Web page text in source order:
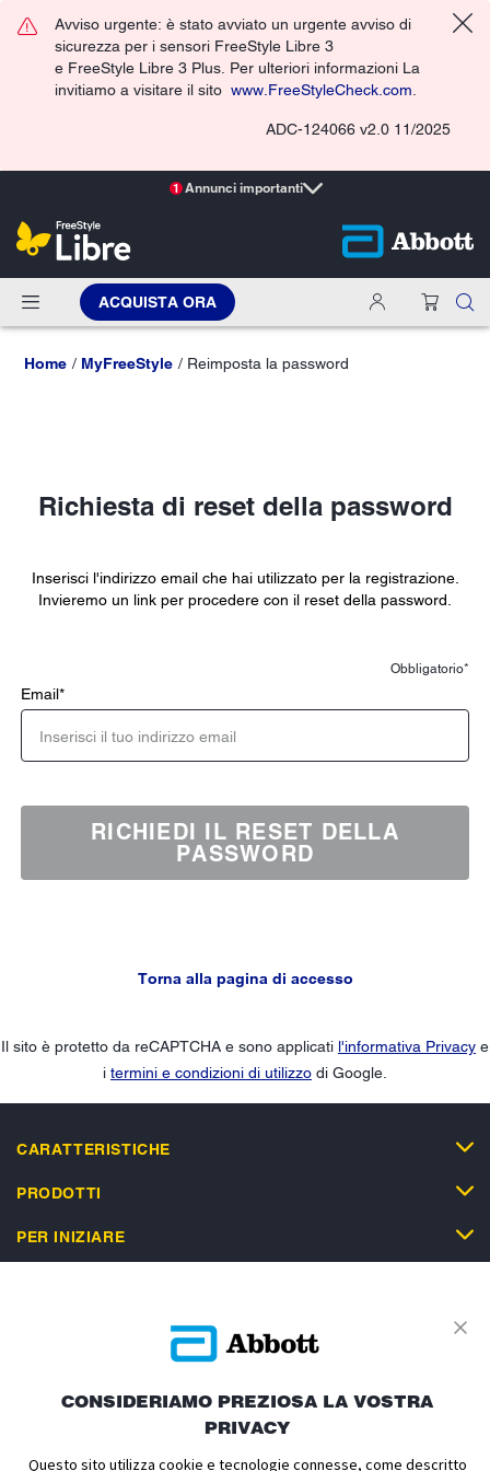
Avviso urgente: è stato avviato un urgente avviso di
sicurezza per i sensori FreeStyle Libre 3
e FreeStyle Libre 3 Plus. Per ulteriori informazioni La
invitiamo a visitare il sito www.FreeStyleCheck.com
ADC-124066 v2.0 11/2025
1 Annunci importanti
ACQUISTA ORA
Home MyFreeStyle Reimposta la password
Richiesta di reset della password
Inserisci l'indirizzo email che hai utilizzato per la registrazione.
Invieremo un link per procedere con il reset della password.
Obbligatorio*
Email*
RICHIEDI IL RESET DELLA
PASSWORD
Torna alla pagina di accesso
Il sito è protetto da reCAPTCHA e sono applicati l'informativa Privacy e
i termini e condizioni di utilizzo di Google.
CARATTERISTICHE
PRODOTTI
PER INIZIARE
CONSIDERIAMO PREZIOSA LA VOSTRA
PRIVACY
Questo sito utilizza cookie e tecnologie connesse, come descritto